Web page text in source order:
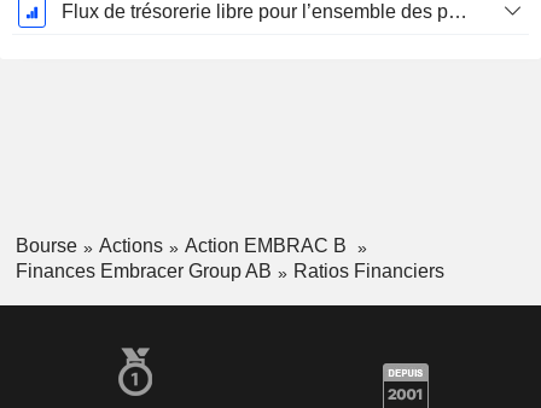
Flux de trésorerie libre pour l’ensemble des pourvoyeurs de fonds (créanciers et actionnaires) FCFF, CAGR sur 5 ans
Bourse Actions
Action EMBRAC B
Finances Embracer Group AB
Ratios Financiers